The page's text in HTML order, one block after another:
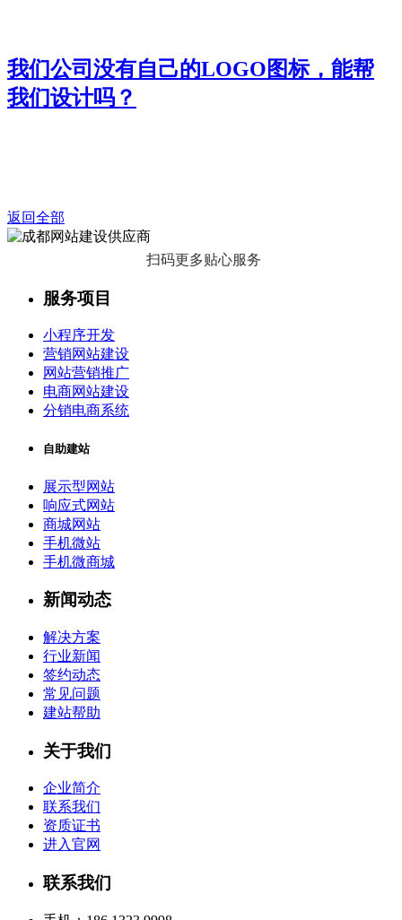
我们公司没有自己的LOGO图标，能帮
我们设计吗？
返回全部
扫码更多贴心服务
服务项目
小程序开发
营销网站建设
网站营销推广
电商网站建设
分销电商系统
自助建站
展示型网站
响应式网站
商城网站
手机微站
手机微商城
新闻动态
解决方案
行业新闻
签约动态
常见问题
建站帮助
关于我们
企业简介
联系我们
资质证书
进入官网
联系我们